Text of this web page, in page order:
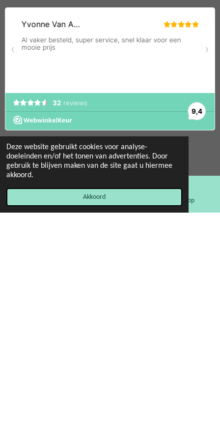
Deze website gebruikt cookies voor analyse-
doeleinden en/of het tonen van advertenties. Door
gebruik te blijven maken van de site gaat u hiermee
akkoord.
Akkoord
© 2022 - 2026 Mint 11 giftstore
Powered byJouwWeb
Facebook WhatsApp